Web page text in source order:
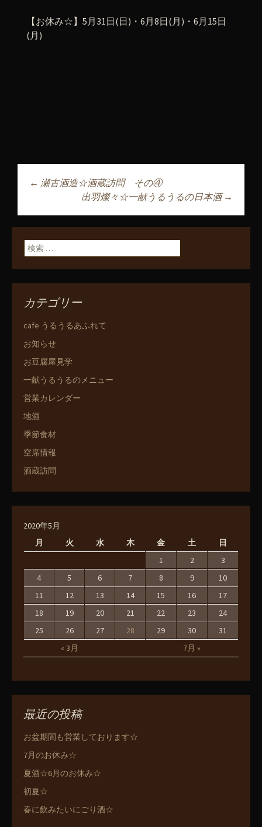
【お休み☆】5月31日(日)・6月8日(月)・6月15日
(月)
投稿ナビゲーショ
ン
← 瀬古酒造☆酒蔵訪問 その④
出羽燦々☆一献うるうるの日本酒→
検索:
カテゴリー
cafe うるうるあふれて
お知らせ
お豆腐屋見学
一献うるうるのメニュー
営業カレンダー
地酒
季節食材
空席情報
酒蔵訪問
2020年5月
月
火 水 木 金 土 日
« 3月 7月 »
1 2
3
4
5 6 7 8 9
10
11
12 13 14 15 16
17
18
19 20 21 22 23
24
25
26 27 28 29 30 31
最近の投稿
お盆期間も営業しております☆
7月のお休み☆
夏酒☆6月のお休み☆
初夏☆
春に飲みたいにごり酒☆